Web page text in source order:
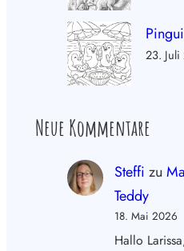
23.
Neue Kommentare
Steffi zu
Teddy
18. Mai 2026
Hallo